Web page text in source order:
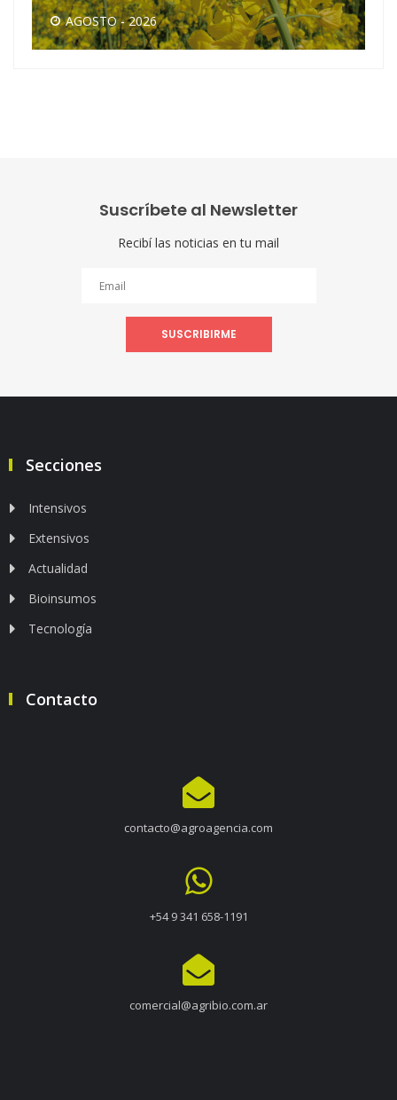
AGOSTO - 2026
Suscríbete al Newsletter
Recibí las noticias en tu mail
SUSCRIBIRME
Secciones
Intensivos
Extensivos
Actualidad
Bioinsumos
Tecnología
Contacto
contacto@agroagencia.com
+54 9 341 658-1191
comercial@agribio.com.ar